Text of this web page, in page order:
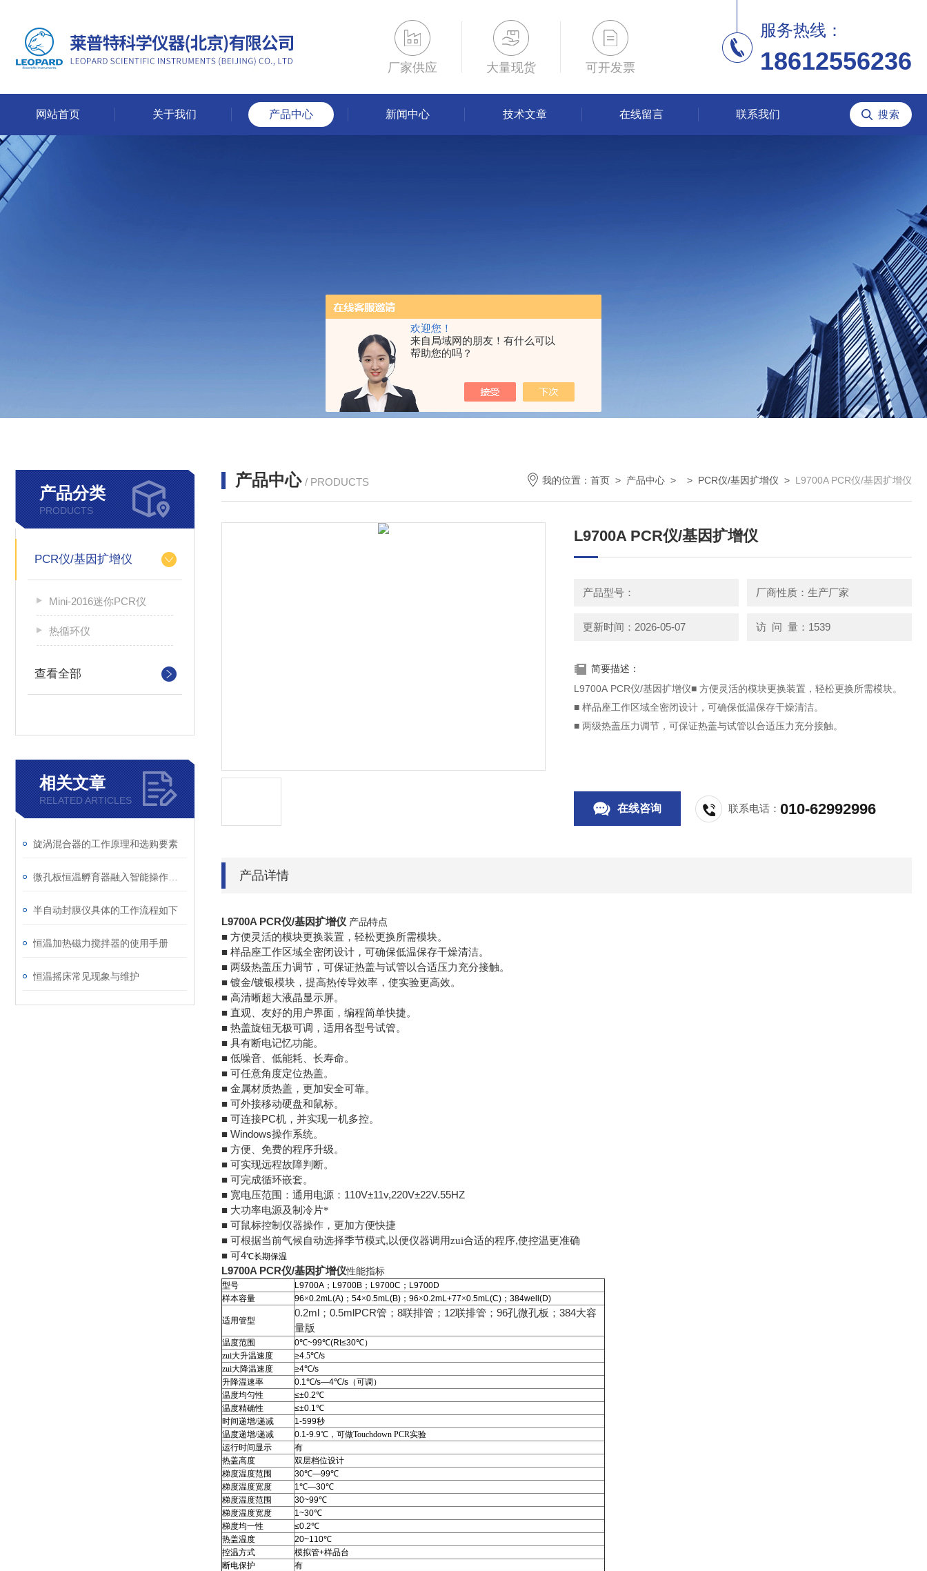
欢迎您！
来自局域网的朋友！有什么可以
帮助您的吗？
厂家供应 大量现货 可开发票
服务热线：
18612556236
网站首页 关于我们 产品中心 新闻中心 技术文章 在线留言 联系我们
产品分类
PRODUCTS
PCR仪/基因扩增仪
Mini-2016迷你PCR仪
热循环仪
查看全部
相关文章
RELATED ARTICLES
旋涡混合器的工作原理和选购要素
半自动封膜仪具体的工作流程如下
恒温加热磁力搅拌器的使用手册
恒温摇床常见现象与维护
产品中心 / PRODUCTS 我的位置： 首页 > 产品中心 > > PCR仪/基因扩增仪 > L9700A PCR仪/基因扩增仪
L9700A PCR仪/基因扩增仪
产品型号： 厂商性质：生产厂家
更新时间：2026-05-07 访 问 量：1539
简要描述：
L9700A PCR仪/基因扩增仪■ 方便灵活的模块更换装置，轻松更换所需模块。
■ 样品座工作区域全密闭设计，可确保低温保存干燥清洁。
■ 两级热盖压力调节，可保证热盖与试管以合适压力充分接触。
在线咨询 联系电话：010-62992996
产品详情
L9700A PCR仪/基因扩增仪 产品特点
■ 方便灵活的模块更换装置，轻松更换所需模块。
■ 样品座工作区域全密闭设计，可确保低温保存干燥清洁。
■ 两级热盖压力调节，可保证热盖与试管以合适压力充分接触。
■ 镀金/镀银模块，提高热传导效率，使实验更高效。
■ 高清晰超大液晶显示屏。
■ 直观、友好的用户界面，编程简单快捷。
■ 热盖旋钮无极可调，适用各型号试管。
■ 具有断电记忆功能。
■ 低噪音、低能耗、长寿命。
■ 可任意角度定位热盖。
■ 金属材质热盖，更加安全可靠。
■ 可外接移动硬盘和鼠标。
■ 可连接PC机，并实现一机多控。
■ Windows操作系统。
■ 方便、免费的程序升级。
■ 可实现远程故障判断。
■ 可完成循环嵌套。
■ 宽电压范围：通用电源： 110V±11v,220V±22V.55HZ
■ 大功率电源及制冷片*
■ 可鼠标控制仪器操作，更加方便快捷
■ 可根据当前气候自动选择季节模式,以便仪器调用zui合适的程序,使控温更准确
■ 可4℃长期保温
L9700A PCR仪/基因扩增仪性能指标
型号 L9700A ； L9700B ； L9700C ； L9700D
样本容量
96×0.2mL(A) ； 54×0.5mL(B) ； 96×0.2mL+77×0.5mL(C) ； 384well(D)
适用管型
0.2ml ； 0.5mlPCR管； 8联排管； 12联排管； 96孔微孔板； 384大容
量版
温度范围 0℃~99℃(Rt≤30℃）
zui大升温速度
≥4.5℃/s
zui大降温速度
≥4℃/s
升降温速率
0.1℃/s—4℃/s （可调）
温度均匀性
≤±0.2℃
温度精确性
≤±0.1℃
时间递增/递减
1-599秒
温度递增/递减
0.1-9.9℃，可做Touchdown PCR实验
运行时间显示
有
热盖高度
双层档位设计
梯度温度范围
30℃—99℃
梯度温度宽度
1℃—30℃
梯度温度范围
30~99℃
梯度温度宽度
1~30℃
梯度均一性
≤0.2℃
热盖温度
20~110℃
控温方式
模拟管+样品台
断电保护
有